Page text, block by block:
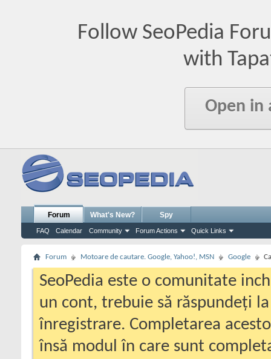
Follow SeoPedia
with
Open in
Forum
FAQ Calendar Community Forum Actions Quick Links
What's New? Spy
Forum Motoare de cautare. Google, Yahoo!, MSN Google
SeoPedia este o comunitate
un cont, trebuie să răspundeți
înregistrare. Completarea
însă modul în care sunt